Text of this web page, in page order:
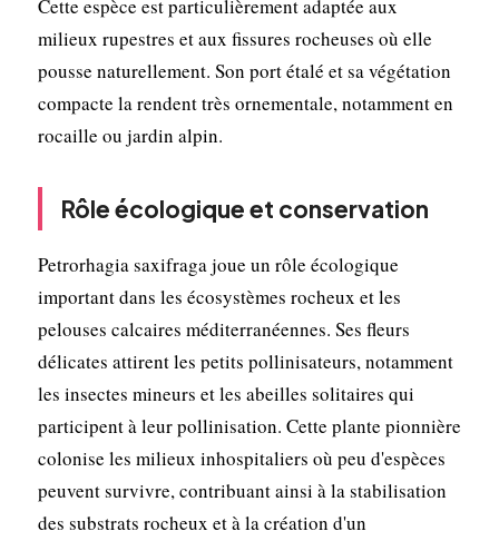
Cette espèce est particulièrement adaptée aux
milieux rupestres et aux fissures rocheuses où elle
pousse naturellement. Son port étalé et sa végétation
compacte la rendent très ornementale, notamment en
rocaille ou jardin alpin.
Rôle écologique et conservation
Petrorhagia saxifraga joue un rôle écologique
important dans les écosystèmes rocheux et les
pelouses calcaires méditerranéennes. Ses fleurs
délicates attirent les petits pollinisateurs, notamment
les insectes mineurs et les abeilles solitaires qui
participent à leur pollinisation. Cette plante pionnière
colonise les milieux inhospitaliers où peu d'espèces
peuvent survivre, contribuant ainsi à la stabilisation
des substrats rocheux et à la création d'un